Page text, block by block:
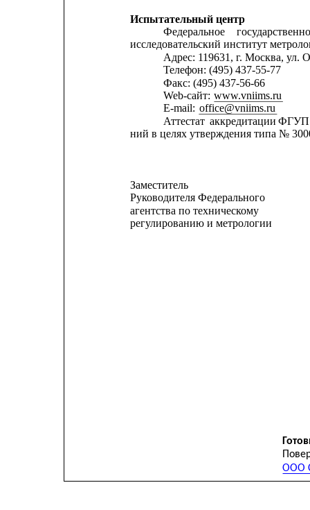
Испытательный центр
Федеральное
исследовательский институт
Адрес: 119631, г. Москва, ул.
Телефон: (495) 437-55-77
Факс: (495) 437-56-66
Web-сайт: www.vniims.ru
E-mail: office@vniims.ru
Аттестат аккредитации ФГУП
ний в целях утверждения типа №
Заместитель
Руководителя Федерального
агентства по техническому
регулированию и метрологии
ООО